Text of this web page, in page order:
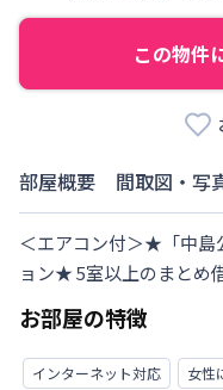
この物件
部屋概要 間取図・写
＜エアコン付＞★「中島
ョン★ 5室以上のまとめ
お部屋の特徴
インターネット対応 女性